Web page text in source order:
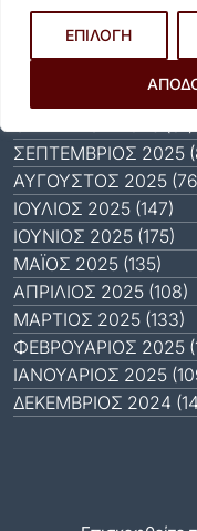
ΕΠΙΛΟΓΗ
ΦΕΒΡΟΥΆΡΙΟΣ 2026
ΙΑΝΟΥΆΡΙΟΣ 2026 (31)
ΝΟΈΜΒΡΙΟΣ 2025 (65)
ΣΕΠΤΈΜΒΡΙΟΣ 2025
ΑΎΓΟΥΣΤΟΣ 2025
ΙΟΎΛΙΟΣ 2025 (147)
ΙΟΎΝΙΟΣ 2025 (175)
ΜΆΙΟΣ 2025 (135)
ΑΠΡΊΛΙΟΣ 2025 (108)
ΜΆΡΤΙΟΣ 2025 (133)
ΦΕΒΡΟΥΆΡΙΟΣ 2025
ΙΑΝΟΥΆΡΙΟΣ 2025
ΔΕΚΈΜΒΡΙΟΣ 2024